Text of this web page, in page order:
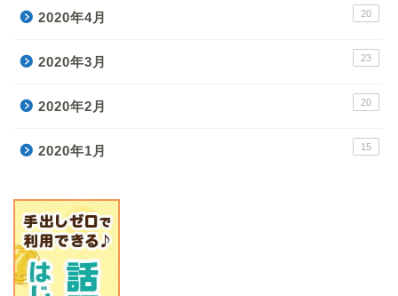
2020年4月 20
2020年3月 23
2020年2月 20
2020年1月 15